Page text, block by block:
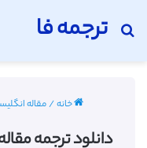
ترجمه فا
جستجو برای
خانه/مقاله انگلیسی
دانلود ترجمه